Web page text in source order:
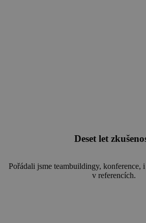
Deset let
Pořádali jsme teambuildingy, konference,
v referencích.